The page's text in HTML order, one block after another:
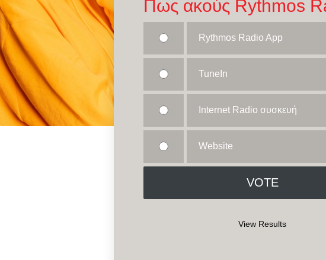
Πως ακούς Rythmos
Rythmos Radio App
TuneIn
Internet Radio συσκευή
Website
View Results